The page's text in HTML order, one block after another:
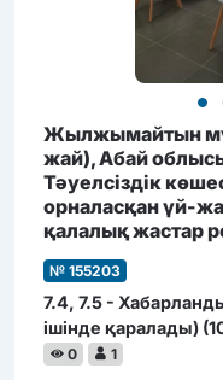
Жылжымайтын
жай), Абай
Тәуелсіздік
орналасқан үй-
қалалық жастар
№ 155203
7.4, 7.5 -
ішінде қаралады)
0 1